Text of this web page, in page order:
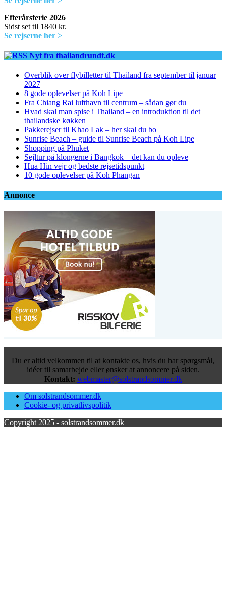
Efterårsferie 2026
Sidst set til 1840 kr.
Se rejserne her >
Nyt fra thailandrundt.dk
Overblik over flybilletter til Thailand fra september til januar
2027
8 gode oplevelser på Koh Lipe
Fra Chiang Rai lufthavn til centrum – sådan gør du
Hvad skal man spise i Thailand – en introduktion til det
thailandske køkken
Pakkerejser til Khao Lak – her skal du bo
Sunrise Beach – guide til Sunrise Beach på Koh Lipe
Shopping på Phuket
Sejltur på klongerne i Bangkok – det kan du opleve
Hua Hin vejr og bedste rejsetidspunkt
10 gode oplevelser på Koh Phangan
Annonce
Du er altid velkommen til at kontakte os, hvis du har spørgsmål,
idéer til samarbejde eller ønsker at annoncere på siden.
Kontakt: webmaster@solstrandsommer.dk
Om solstrandsommer.dk
Cookie- og privatlivspolitik
Copyright 2025 - solstrandsommer.dk